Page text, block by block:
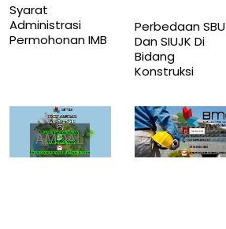
Syarat
Administrasi
Permohonan IMB
Perbedaan SBU
Dan SIUJK Di
Bidang
Konstruksi